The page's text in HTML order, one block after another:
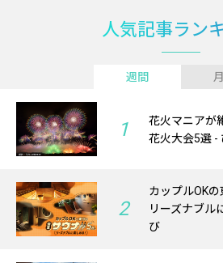
人気記事ラン
週間
1
花火マニアが
花火大会5選 -
2
カップルOKの
リーズナブル
び